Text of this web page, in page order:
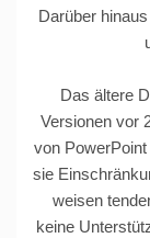
Darüber
Das ältere
Versionen vor
von
sie
weisen
keine